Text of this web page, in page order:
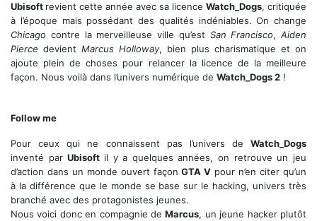
Ubisoft revient cette année avec sa licence Watch_Dogs, critiquée
à l’époque mais possédant des qualités indéniables. On change
Chicago contre la merveilleuse ville qu’est San Francisco, Aiden
Pierce devient Marcus Holloway, bien plus charismatique et on
ajoute plein de choses pour relancer la licence de la meilleure
façon. Nous voilà dans l’univers numérique de Watch_Dogs 2 !
Follow me
Pour ceux qui ne connaissent pas l’univers de Watch_Dogs
inventé parUbisoft il y a quelques années, on retrouve un jeu
d’action dans un monde ouvert façonGTA V pour n’en citer qu’un
à la différence que le monde se base sur le hacking, univers très
branché avec des protagonistes jeunes.
Nous voici donc en compagnie deMarcus, un jeune hacker plutôt